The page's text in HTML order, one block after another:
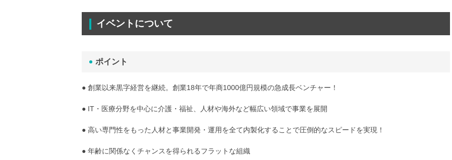
イベントについて
ポイント
● 創業以来黒字経営を継続。創業18年で年商1000億円規模の急成長ベンチャー！
● IT・医療分野を中心に介護・福祉、人材や海外など幅広い領域で事業を展開
● 高い専門性をもった人材と事業開発・運用を全て内製化することで圧倒的なスピードを実現！
● 年齢に関係なくチャンスを得られるフラットな組織